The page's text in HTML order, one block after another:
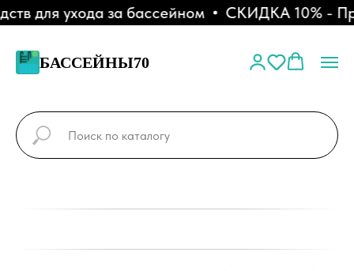
для ухода за бассейном СКИДКА 10% - При
БАССЕЙНЫ70